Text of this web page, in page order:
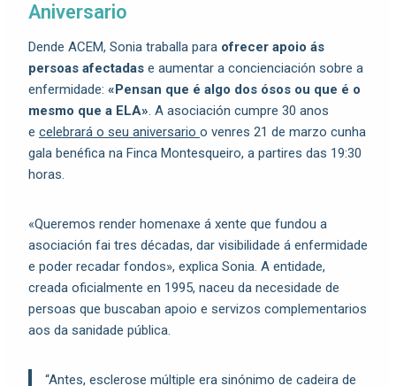
Aniversario
Dende ACEM, Sonia traballa para ofrecer apoio ás
persoas afectadas e aumentar a concienciación sobre a
enfermidade: «Pensan que é algo dos ósos ou que é o
mesmo que a ELA». A asociación cumpre 30 anos
e celebrará o seu aniversario o venres 21 de marzo cunha
gala benéfica na Finca Montesqueiro, a partires das 19:30
horas.
«Queremos render homenaxe á xente que fundou a
asociación fai tres décadas, dar visibilidade á enfermidade
e poder recadar fondos», explica Sonia. A entidade,
creada oficialmente en 1995, naceu da necesidade de
persoas que buscaban apoio e servizos complementarios
aos da sanidade pública.
“Antes, esclerose múltiple era sinónimo de cadeira de